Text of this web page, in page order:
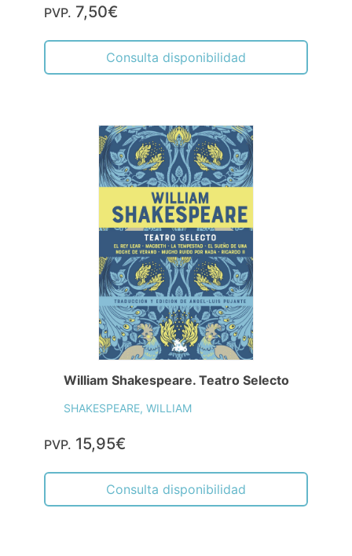
PVP. 7,50€
Consulta disponibilidad
William Shakespeare. Teatro Selecto
SHAKESPEARE, WILLIAM
PVP. 15,95€
Consulta disponibilidad